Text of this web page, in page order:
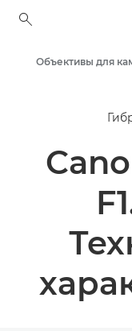
Объективы для